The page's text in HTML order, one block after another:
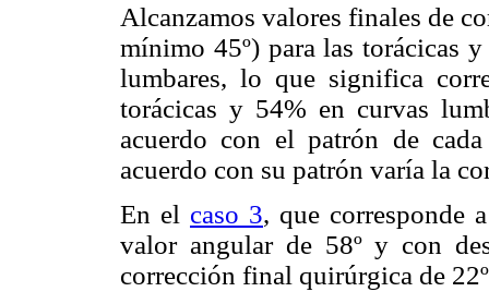
Alcanzamos valores finales de
mínimo 45º) para las torácicas
lumbares, lo que significa
torácicas y 54% en curvas
acuerdo con el patrón de
acuerdo con su patrón varía la
En el caso 3, que corresponde
valor angular de 58º y con
corrección final quirúrgica de